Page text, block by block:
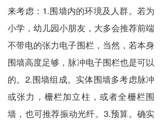
来考虑：1.围墙内的环境及人群。若为
小学，幼儿园小朋友，大多会推荐前端
不带电的张力电子围栏，当然，若本身
围墙高度足够，脉冲电子围栏也是可以
的。2.围墙组成。实体围墙多考虑脉冲
或张力，栅栏加立柱，或者全栅栏围
墙，也可推荐振动光纤。3.预算。确实